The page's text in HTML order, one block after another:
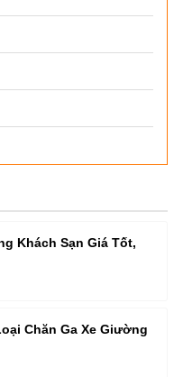
Khách Sạn Giá Tốt,
Chăn Ga Xe Giường